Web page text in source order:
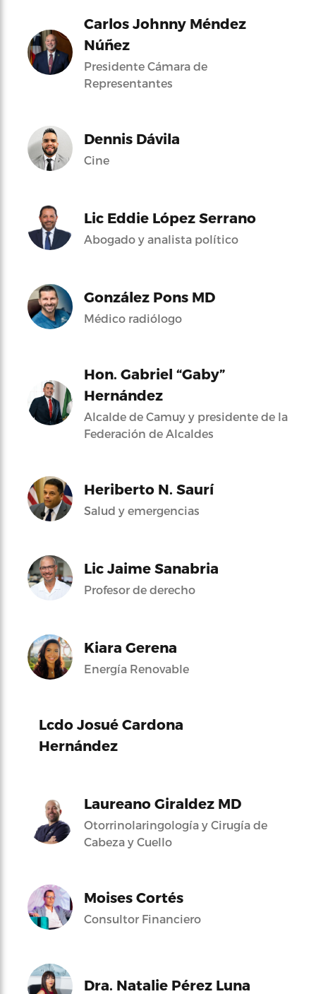
Carlos Johnny Méndez
Núñez
Presidente Cámara de
Representantes
Dennis Dávila
Cine
Lic Eddie López Serrano
Abogado y analista político
González Pons MD
Médico radiólogo
Hon. Gabriel “Gaby”
Hernández
Alcalde de Camuy y presidente de la
Federación de Alcaldes
Heriberto N. Saurí
Salud y emergencias
Lic Jaime Sanabria
Profesor de derecho
Kiara Gerena
Energía Renovable
Lcdo Josué Cardona
Hernández
Laureano Giraldez MD
Otorrinolaringología y Cirugía de
Cabeza y Cuello
Moises Cortés
Consultor Financiero
Dra. Natalie Pérez Luna